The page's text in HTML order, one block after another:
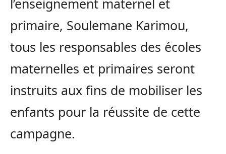
l’enseignement maternel et
primaire, Soulemane Karimou,
tous les responsables des écoles
maternelles et primaires seront
instruits aux fins de mobiliser les
enfants pour la réussite de cette
campagne.